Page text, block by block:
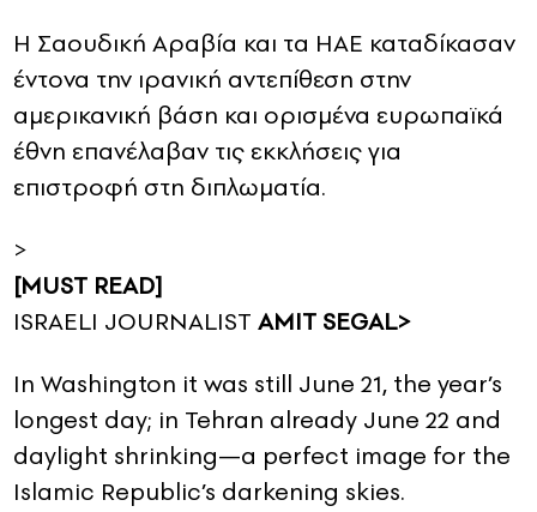
Η Σαουδική Αραβία και τα ΗΑΕ καταδίκασαν
έντονα την ιρανική αντεπίθεση στην
αμερικανική βάση και ορισμένα ευρωπαϊκά
έθνη επανέλαβαν τις εκκλήσεις για
επιστροφή στη διπλωματία.
>
[MUST READ]
ISRAELI JOURNALIST AMIT SEGAL>
In Washington it was still June 21, the year’s
longest day; in Tehran already June 22 and
daylight shrinking—a perfect image for the
Islamic Republic’s darkening skies.